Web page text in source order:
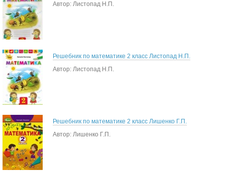
Автор: Листопад Н.П.
Решебник по математике 2 класс Листопад Н.П.
Автор: Листопад Н.П.
Решебник по математике 2 класс Лишенко Г.П.
Автор: Лишенко Г.П.